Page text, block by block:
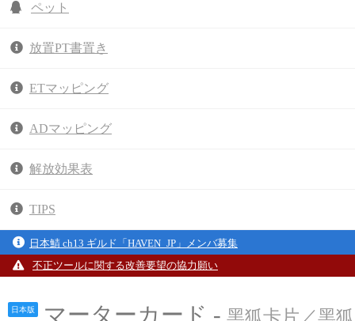
ペット
放置PT書置き
ETマッピング
ADマッピング
解放効果表
TIPS
日本鯖 ch13 ギルド「HAVEN_JP」メンバ募集
不正ツールに関する改善要望の協力願い
日本版 マーターカード - 黑狐卡片／黑狐